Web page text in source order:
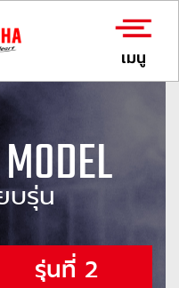
เมนู
บรุ่น
รุ่นที่ 2